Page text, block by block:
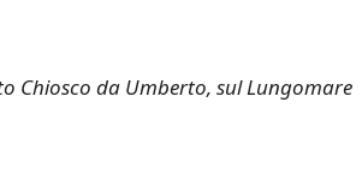
Chiosco da Umberto, sul Lungomare